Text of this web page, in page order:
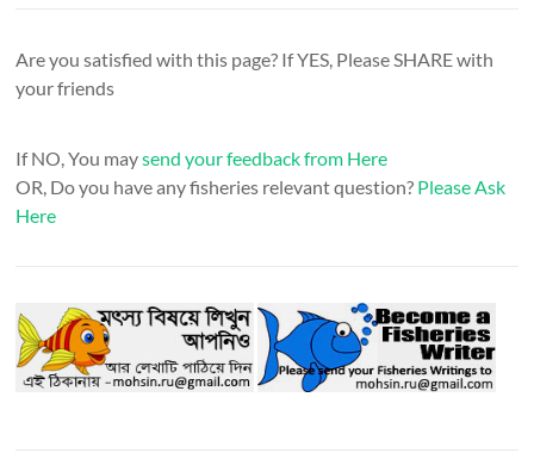
Are you satisfied with this page? If YES, Please SHARE with
your friends
If NO, You maysend your feedback from Here
OR, Do you have any fisheries relevant question? Please Ask
Here